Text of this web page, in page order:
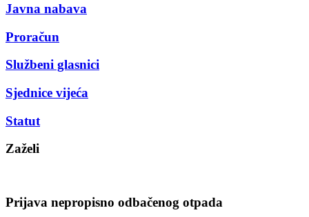
Javna nabava
Proračun
Službeni glasnici
Sjednice vijeća
Statut
Zaželi
Prijava nepropisno odbačenog otpada